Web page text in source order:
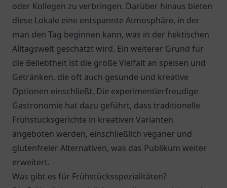
oder Kollegen zu verbringen. Darüber hinaus bieten
diese Lokale eine entspannte Atmosphäre, in der
man den Tag beginnen kann, was in der hektischen
Alltagswelt geschätzt wird. Ein weiterer Grund für
die Beliebtheit ist die große Vielfalt an speisen und
Getränken, die oft auch gesunde und kreative
Optionen einschließt. Die experimentierfreudige
Gastronomie hat dazu geführt, dass traditionelle
Frühstücksgerichte in kreativen Varianten
angeboten werden, einschließlich veganer und
glutenfreier Alternativen, was das Publikum weiter
erweitert.
Was gibt es für Frühstücksspezialitäten?